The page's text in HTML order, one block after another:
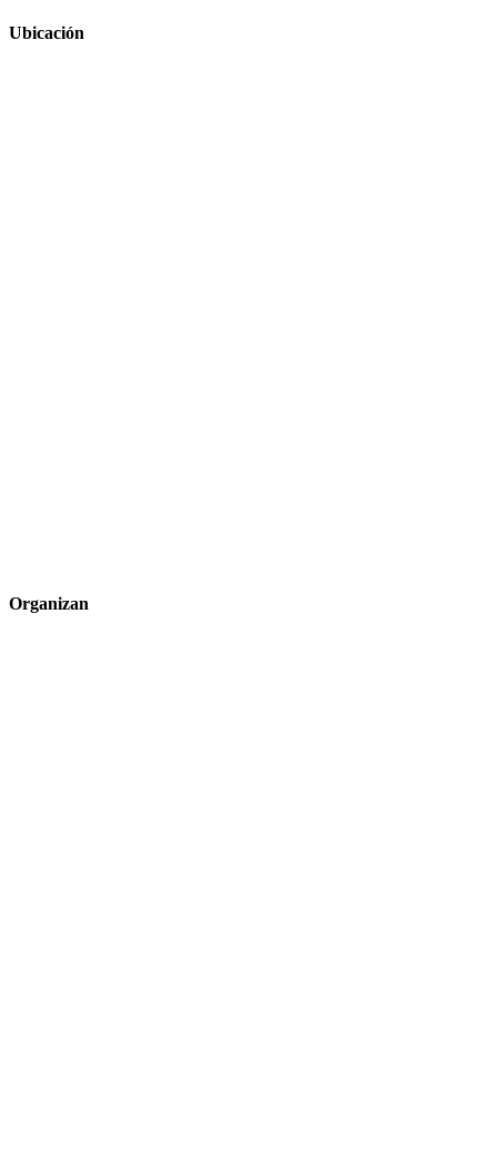
Ubicación
Organizan